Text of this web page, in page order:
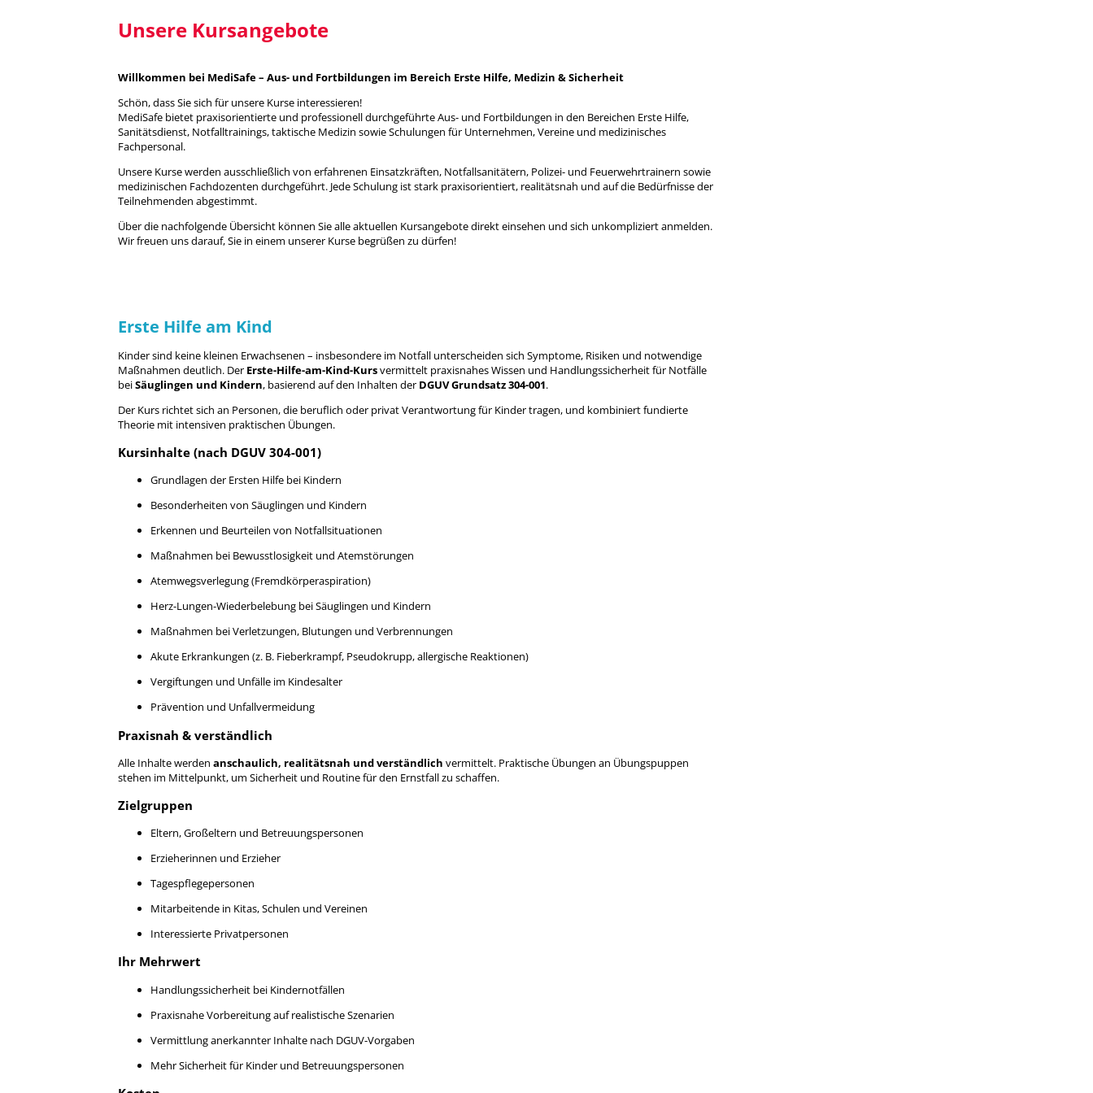
Unsere Kursangebote
Willkommen bei MediSafe – Aus- und Fortbildungen im Bereich Erste Hilfe, Medizin & Sicherheit
Schön, dass Sie sich für unsere Kurse interessieren!
MediSafe bietet praxisorientierte und professionell durchgeführte Aus- und Fortbildungen in den Bereichen Erste Hilfe,
Sanitätsdienst, Notfalltrainings, taktische Medizin sowie Schulungen für Unternehmen, Vereine und medizinisches
Fachpersonal.
Unsere Kurse werden ausschließlich von erfahrenen Einsatzkräften, Notfallsanitätern, Polizei- und Feuerwehrtrainern sowie
medizinischen Fachdozenten durchgeführt. Jede Schulung ist stark praxisorientiert, realitätsnah und auf die Bedürfnisse der
Teilnehmenden abgestimmt.
Über die nachfolgende Übersicht können Sie alle aktuellen Kursangebote direkt einsehen und sich unkompliziert anmelden.
Wir freuen uns darauf, Sie in einem unserer Kurse begrüßen zu dürfen!
Erste Hilfe am Kind
Kinder sind keine kleinen Erwachsenen – insbesondere im Notfall unterscheiden sich Symptome, Risiken und notwendige
Maßnahmen deutlich. Der Erste-Hilfe-am-Kind-Kursvermittelt praxisnahes Wissen und Handlungssicherheit für Notfälle
beiSäuglingen und Kindern, basierend auf den Inhalten der DGUV Grundsatz 304-001.
Der Kurs richtet sich an Personen, die beruflich oder privat Verantwortung für Kinder tragen, und kombiniert fundierte
Theorie mit intensiven praktischen Übungen.
Kursinhalte (nach DGUV 304-001)
Grundlagen der Ersten Hilfe bei Kindern
Besonderheiten von Säuglingen und Kindern
Erkennen und Beurteilen von Notfallsituationen
Maßnahmen bei Bewusstlosigkeit und Atemstörungen
Atemwegsverlegung (Fremdkörperaspiration)
Herz-Lungen-Wiederbelebung bei Säuglingen und Kindern
Maßnahmen bei Verletzungen, Blutungen und Verbrennungen
Akute Erkrankungen (z. B. Fieberkrampf, Pseudokrupp, allergische Reaktionen)
Vergiftungen und Unfälle im Kindesalter
Prävention und Unfallvermeidung
Praxisnah & verständlich
Alle Inhalte werdenanschaulich, realitätsnah und verständlich vermittelt. Praktische Übungen an Übungspuppen
stehen im Mittelpunkt, um Sicherheit und Routine für den Ernstfall zu schaffen.
Zielgruppen
Eltern, Großeltern und Betreuungspersonen
Erzieherinnen und Erzieher
Tagespflegepersonen
Mitarbeitende in Kitas, Schulen und Vereinen
Interessierte Privatpersonen
Ihr Mehrwert
Handlungssicherheit bei Kindernotfällen
Praxisnahe Vorbereitung auf realistische Szenarien
Vermittlung anerkannter Inhalte nach DGUV-Vorgaben
Mehr Sicherheit für Kinder und Betreuungspersonen